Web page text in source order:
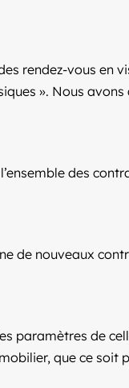
rendez-vous en
». Nous
des
de nouveaux
paramètres de
que ce soit